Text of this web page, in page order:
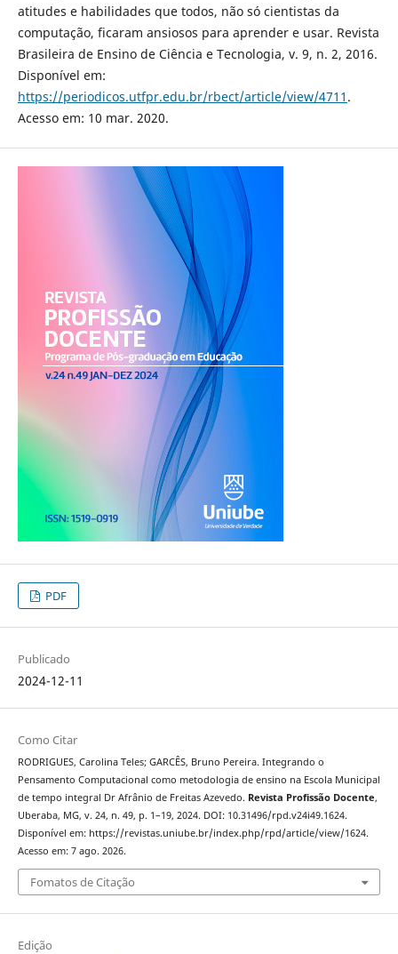
atitudes e habilidades que todos, não só cientistas da
computação, ficaram ansiosos para aprender e usar. Revista
Brasileira de Ensino de Ciência e Tecnologia, v. 9, n. 2, 2016.
Disponível em:
https://periodicos.utfpr.edu.br/rbect/article/view/4711 .
Acesso em: 10 mar. 2020.
PDF
Publicado
2024-12-11
Como Citar
RODRIGUES, Carolina Teles; GARCÊS, Bruno Pereira. Integrando o
Pensamento Computacional como metodologia de ensino na Escola Municipal
de tempo integral Dr Afrânio de Freitas Azevedo. Revista Profissão Docente,
Uberaba, MG, v. 24, n. 49, p. 1–19, 2024. DOI: 10.31496/rpd.v24i49.1624.
Disponível em: https://revistas.uniube.br/index.php/rpd/article/view/1624.
Acesso em: 7 ago. 2026.
Fomatos de Citação
Edição